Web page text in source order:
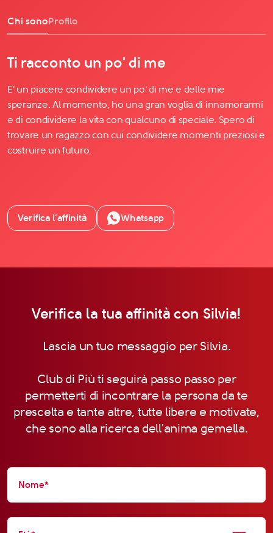
Chi sonoProfilo
Ti racconto un po' di me
E' un piacere condividere un po' di me e delle mie
speranze. Al momento, ho una gran voglia di innamorarmi
e di condividere la vita con qualcuno di speciale. Spero di
trovare un ragazzo con cui condividere momenti preziosi e
costruire un futuro.
Verifica l’affinità Whatsapp
Verifica la tua affinità con Silvia!
Lascia un tuo messaggio per Silvia.
Club di Più ti seguirà passo passo per
permetterti di incontrare la persona da te
prescelta e tante altre, tutte libere e motivate,
che sono alla ricerca dell'anima gemella.